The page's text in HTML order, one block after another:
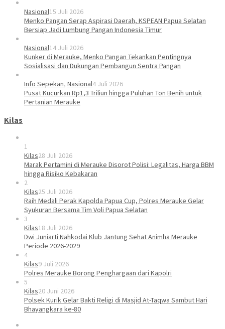
Nasional15 Juli 2026
Menko Pangan Serap Aspirasi Daerah, KSPEAN Papua Selatan
Bersiap Jadi Lumbung Pangan Indonesia Timur
Nasional14 Juli 2026
Kunker di Merauke, Menko Pangan Tekankan Pentingnya
Sosialisasi dan Dukungan Pembangun Sentra Pangan
Info Sepekan, Nasional4 Juli 2026
Pusat Kucurkan Rp1,3 Triliun hingga Puluhan Ton Benih untuk
Pertanian Merauke
Kilas
1
Kilas28 Juli 2026
Marak Pertamini di Merauke Disorot Polisi: Legalitas, Harga BBM
hingga Risiko Kebakaran
2
Kilas25 Juli 2026
Raih Medali Perak Kapolda Papua Cup, Polres Merauke Gelar
Syukuran Bersama Tim Voli Papua Selatan
3
Kilas18 Juli 2026
Dwi Juniarti Nahkodai Klub Jantung Sehat Animha Merauke
Periode 2026-2029
4
Kilas9 Juli 2026
Polres Merauke Borong Penghargaan dari Kapolri
5
Kilas20 Juni 2026
Polsek Kurik Gelar Bakti Religi di Masjid At-Taqwa Sambut Hari
Bhayangkara ke-80